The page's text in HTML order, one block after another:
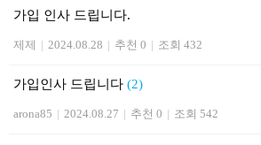
가입 인사 드립니다.
제제 | 2024.08.28 | 추천 0 | 조회 432
가입인사 드립니다 (2)
arona85 | 2024.08.27 | 추천 0 | 조회 542